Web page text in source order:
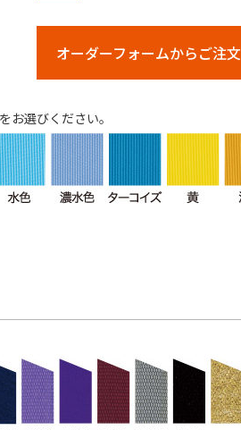
オーダーフォームからご注文
お選びください。